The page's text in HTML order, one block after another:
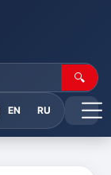
🔍
EN RU